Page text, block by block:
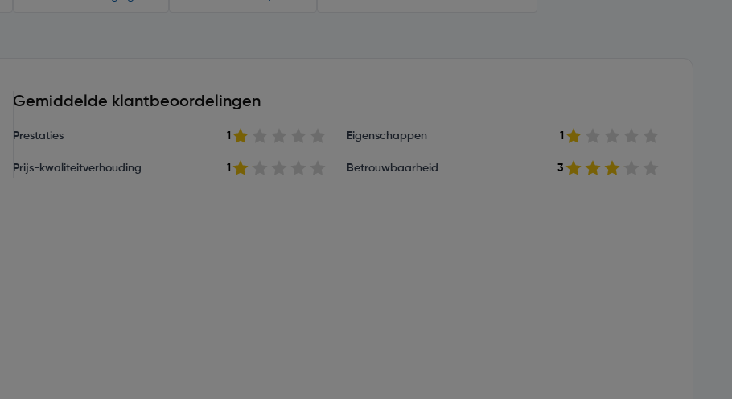
Gemiddelde klantbeoordelingen
Prestaties 1 Eigenschappen 1
Prijs-kwaliteitverhouding 1 Betrouwbaarheid 3